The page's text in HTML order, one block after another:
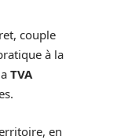
couple
à la
TVA
en